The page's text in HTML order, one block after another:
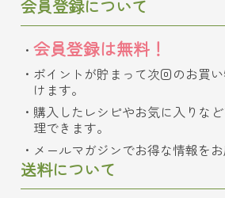
会員登録について
会員登録は無料！
ポイントが貯まって次回のお買
けます。
購入したレシピやお気に入りな
理できます。
メールマガジンでお得な情報をお
送料について